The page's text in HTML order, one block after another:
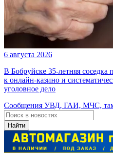
6 августа 2026
В Бобруйске 35-летняя соседка
к онлайн-казино и
уголовное дело
Сообщения УВД, ГАИ, МЧС,
Найти